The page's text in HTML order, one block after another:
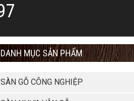
DANH MỤC SẢN PHẨM
SÀN GỖ CÔNG NGHIỆP